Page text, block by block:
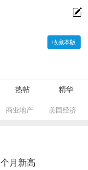
收藏本版
热帖 精华
商业地产 美国经济
月新高